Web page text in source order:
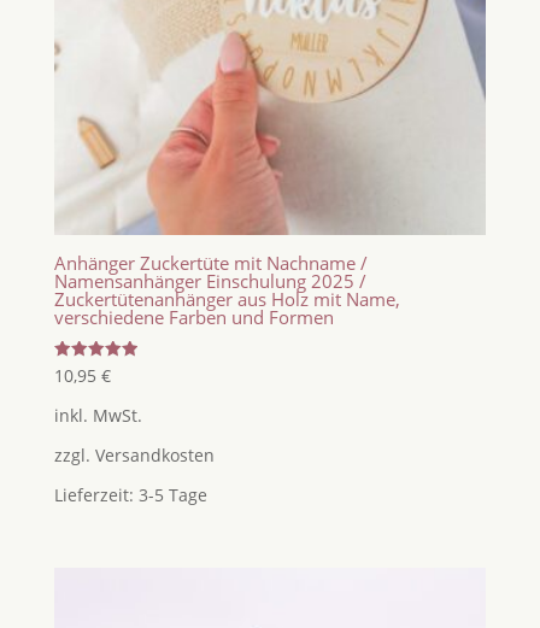
Anhänger Zuckertüte mit Nachname /
Namensanhänger Einschulung 2025 /
Zuckertütenanhänger aus Holz mit Name,
verschiedene Farben und Formen
Bewertet
mit
von 5
10,95 €
inkl. MwSt.
zzgl. Versandkosten
Lieferzeit: 3-5 Tage